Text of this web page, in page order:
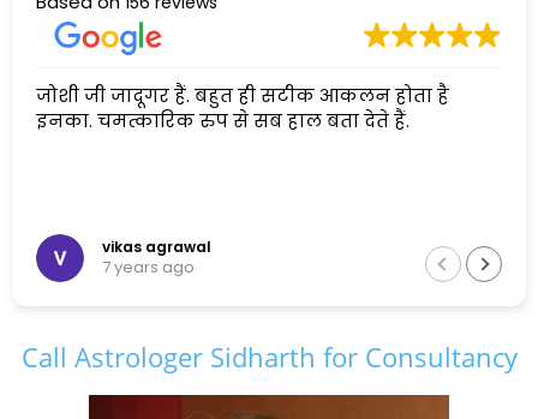
जोशी जी जादूगर हैं. बहुत ही सटीक आकलन होता है
इनका. चमत्कारिक रुप से सब हाल बता देते हैं.
vikas agrawal
7 years ago
Call Astrologer Sidharth for Consultancy